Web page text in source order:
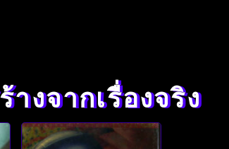
างจากเรื่องจริง